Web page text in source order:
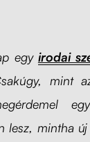
egy irodai
mint
lesz, mintha